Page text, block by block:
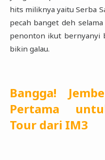
hits miliknya yaitu Serba
pecah banget deh
penonton ikut ‎bernyanyi
bikin galau. ‎
Bangga!
Pertama
Tour dari IM3